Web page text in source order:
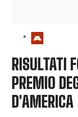
RISULTATI
PREMIO
D'AMERICA